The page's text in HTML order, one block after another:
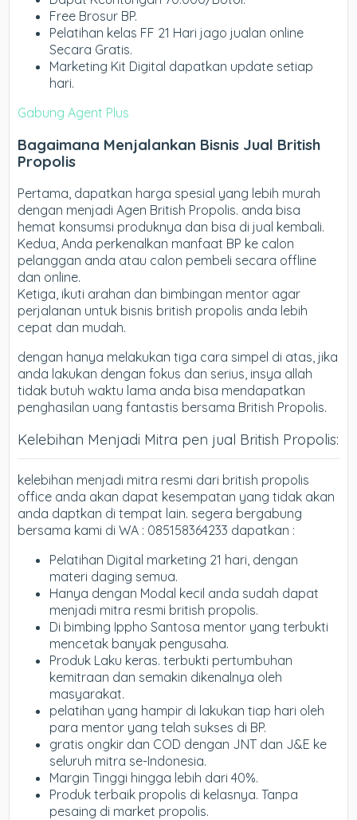
Free Brosur BP.
Pelatihan kelas FF 21 Hari jago jualan online
Secara Gratis.
Marketing Kit Digital dapatkan update setiap
hari.
Gabung Agent Plus
Bagaimana Menjalankan Bisnis Jual British
Propolis
Pertama, dapatkan harga spesial yang lebih murah
dengan menjadi Agen British Propolis. anda bisa
hemat konsumsi produknya dan bisa di jual kembali.
Kedua, Anda perkenalkan manfaat BP ke calon
pelanggan anda atau calon pembeli secara offline
dan online.
Ketiga, ikuti arahan dan bimbingan mentor agar
perjalanan untuk bisnis british propolis anda lebih
cepat dan mudah.
dengan hanya melakukan tiga cara simpel di atas, jika
anda lakukan dengan fokus dan serius, insya allah
tidak butuh waktu lama anda bisa mendapatkan
penghasilan uang fantastis bersama British Propolis.
Kelebihan Menjadi Mitra pen jual British Propolis:
kelebihan menjadi mitra resmi dari british propolis
office anda akan dapat kesempatan yang tidak akan
anda daptkan di tempat lain. segera bergabung
bersama kami di WA : 085158364233 dapatkan :
Pelatihan Digital marketing 21 hari, dengan
materi daging semua.
Hanya dengan Modal kecil anda sudah dapat
menjadi mitra resmi british propolis.
Di bimbing Ippho Santosa mentor yang terbukti
mencetak banyak pengusaha.
Produk Laku keras. terbukti pertumbuhan
kemitraan dan semakin dikenalnya oleh
masyarakat.
pelatihan yang hampir di lakukan tiap hari oleh
para mentor yang telah sukses di BP.
gratis ongkir dan COD dengan JNT dan J&E ke
seluruh mitra se-Indonesia.
Margin Tinggi hingga lebih dari 40%.
Produk terbaik propolis di kelasnya. Tanpa
pesaing di market propolis.